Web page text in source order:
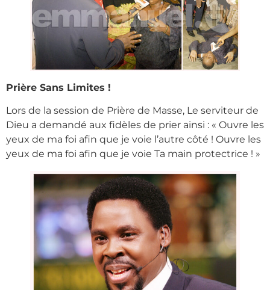
Prière Sans Limites !
Lors de la session de Prière de Masse, Le serviteur de
Dieu a demandé aux fidèles de prier ainsi : « Ouvre les
yeux de ma foi afin que je voie l’autre côté ! Ouvre les
yeux de ma foi afin que je voie Ta main protectrice ! »